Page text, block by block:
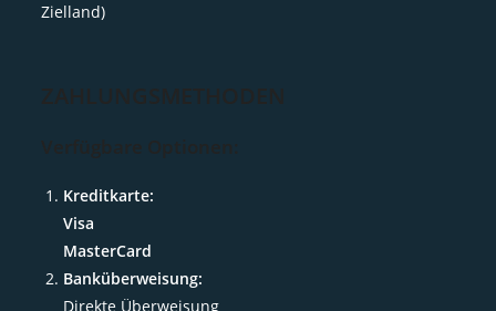
Zielland)
Kreditkarte:
Visa
MasterCard
Banküberweisung:
Direkte Überweisung